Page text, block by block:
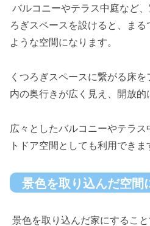
バルコニーやテラス中庭など
ろぎスペースを設けると、ま
ような空間になります。
くつろぎスペースに繋がる床
内の奥行きが広く見え、開放的
広々としたバルコニーやテラ
トドア空間としても利用できま
景色を取り込んだ空間
景色を取り込んだ家にするこ